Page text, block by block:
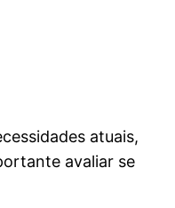
atuais,
avaliar se